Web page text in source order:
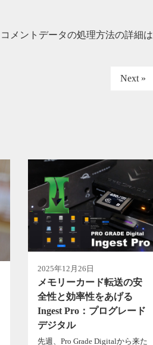
コメントデータの処理方法の詳細は
Next »
2025年12月26日
メモリーカード転送の安
全性と効率性をあげる
Ingest Pro：プログレード
デジタル
先週、Pro Grade Digitalから来た